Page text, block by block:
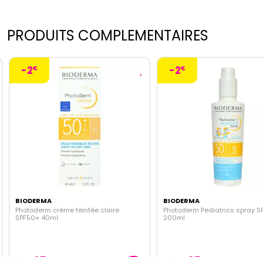
PRODUITS COMPLEMENTAIRES
-2€
BIODERMA
Photoderm crème teintée claire
SPF50+ 40ml
-2€
BIODERMA
Photoderm Pediatrics spray
200ml